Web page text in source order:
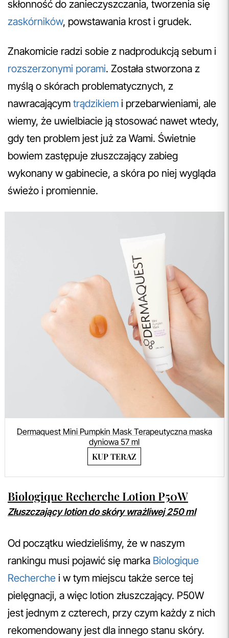
skłonność do zanieczyszczania, tworzenia się
zaskórników, powstawania krost i grudek.
Znakomicie radzi sobie z nadprodukcją sebum i
rozszerzonymi porami. Została stworzona z
myślą o skórach problematycznych, z
nawracającym trądzikiem i przebarwieniami, ale
wiemy, że uwielbiacie ją stosować nawet wtedy,
gdy ten problem jest już za Wami. Świetnie
bowiem zastępuje złuszczający zabieg
wykonany w gabinecie, a skóra po niej wygląda
świeżo i promiennie.
Dermaquest Mini Pumpkin Mask Terapeutyczna maska
dyniowa 57 ml
KUP TERAZ
Biologique Recherche Lotion P50W
Złuszczający lotion do skóry wrażliwej 250 ml
Od początku wiedzieliśmy, że w naszym
rankingu musi pojawić się marka Biologique
Recherche i w tym miejscu także serce tej
pielęgnacji, a więc lotion złuszczający. P50W
jest jednym z czterech, przy czym każdy z nich
rekomendowany jest dla innego stanu skóry.